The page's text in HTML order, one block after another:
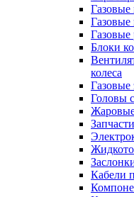
Газовые
Блоки
колеса
Газовые
Головы
Кабели